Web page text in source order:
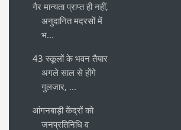
गैर मान्यता प्राप्त ही नहीं,
अनुदानित मदरसों में
भ...
43 स्कूलों के भवन तैयार
अगले साल से होंगे
गुलजार, ...
आंगनबाड़ी केंद्रों को
जनप्रतिनिधि व